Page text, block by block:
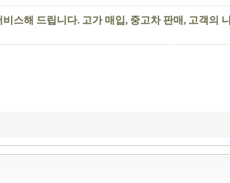
스해 드립니다. 고가 매입, 중고차 판매, 고객의 니